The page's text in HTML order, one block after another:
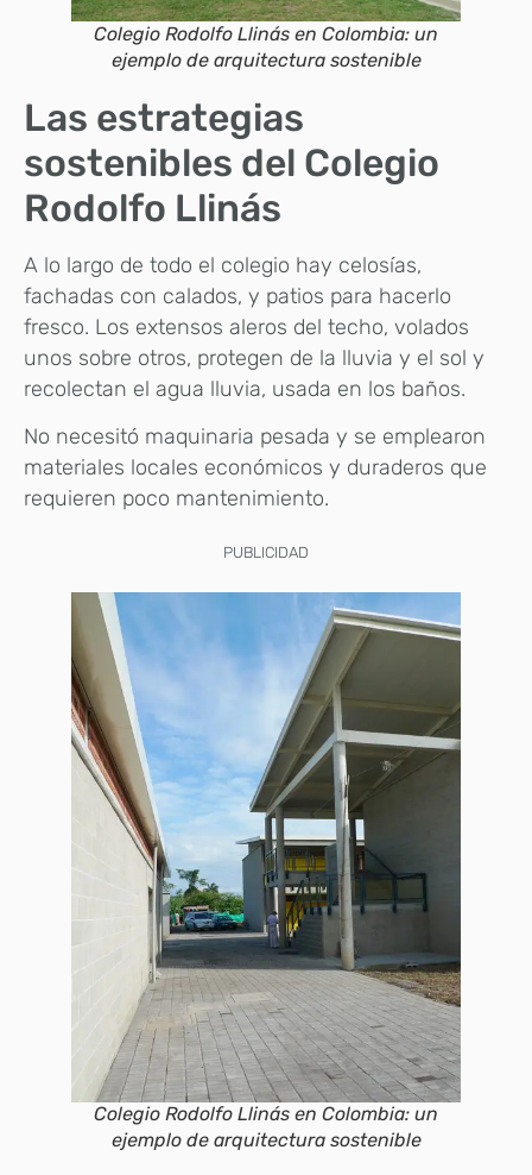
Colegio Rodolfo Llinás en Colombia: un
ejemplo de arquitectura sostenible
Las estrategias
sostenibles del Colegio
Rodolfo Llinás
A lo largo de todo el colegio hay celosías,
fachadas con calados, y patios para hacerlo
fresco. Los extensos aleros del techo, volados
unos sobre otros, protegen de la lluvia y el sol y
recolectan el agua lluvia, usada en los baños.
No necesitó maquinaria pesada y se emplearon
materiales locales económicos y duraderos que
requieren poco mantenimiento.
PUBLICIDAD
Colegio Rodolfo Llinás en Colombia: un
ejemplo de arquitectura sostenible